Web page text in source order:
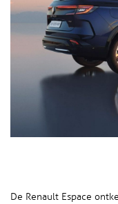
De Renault Espace